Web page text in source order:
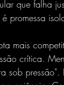
que falha
promessa
mais
crítica.
sob